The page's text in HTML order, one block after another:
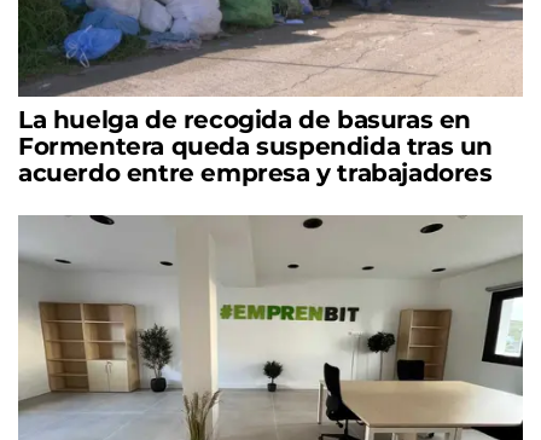
La huelga de recogida de basuras en
Formentera queda suspendida tras un
acuerdo entre empresa y trabajadores